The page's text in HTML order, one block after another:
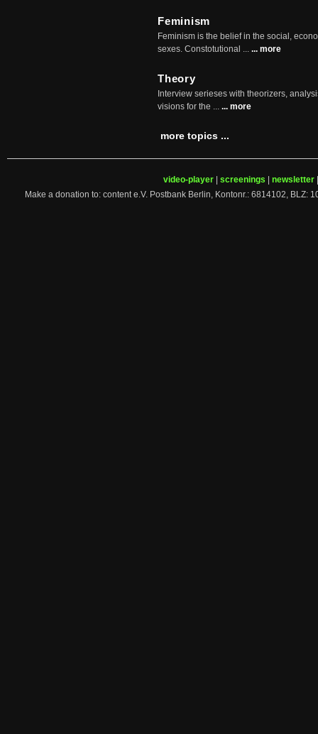
Feminism
Feminism is the belief in the social,
sexes. Constotutional ... ... more
Theory
Interview serieses with theorizers,
visions for the ... ... more
more topics ...
video-player screenings newsletter
Make a donation to: content e.V. Postbank Berlin, Kontonr.: 6814102, BLZ: